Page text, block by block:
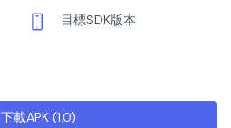
目標SDK版本
下載APK (1.0)